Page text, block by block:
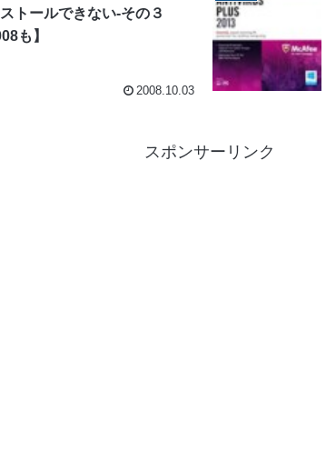
トールできない-その３
も】
2008.10.03
スポンサーリンク